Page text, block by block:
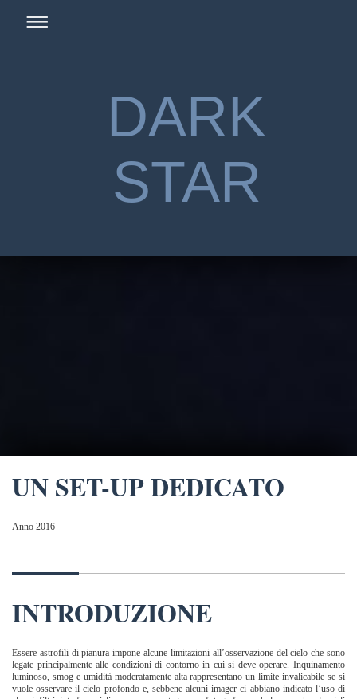
DARK
STAR
UN SET-UP DEDICATO
Anno 2016
INTRODUZIONE
Essere astrofili di pianura impone alcune limitazioni all’osservazione del cielo che sono
legate principalmente alle condizioni di contorno in cui si deve operare. Inquinamento
luminoso, smog e umidità moderatamente alta rappresentano un limite invalicabile se si
vuole osservare il cielo profondo e, sebbene alcuni imager ci abbiano indicato l’uso di